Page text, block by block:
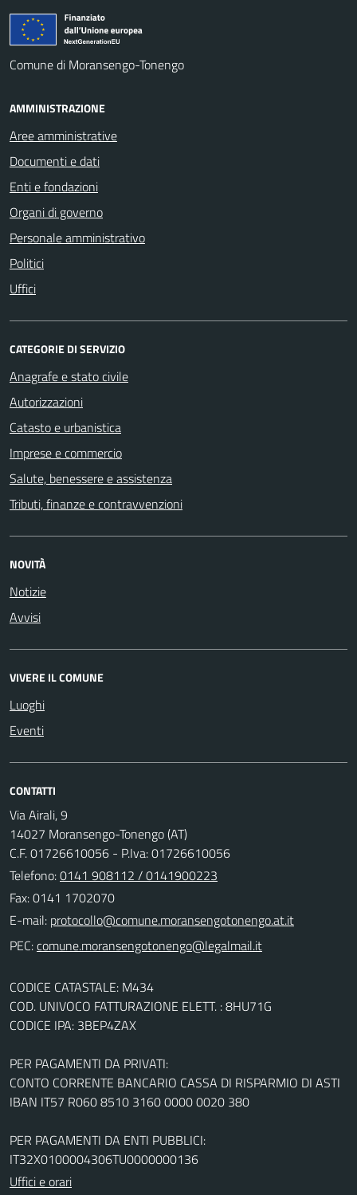
Comune di Moransengo-Tonengo
AMMINISTRAZIONE
Aree amministrative
Documenti e dati
Enti e fondazioni
Organi di governo
Personale amministrativo
Politici
Uffici
CATEGORIE DI SERVIZIO
Anagrafe e stato civile
Autorizzazioni
Catasto e urbanistica
Imprese e commercio
Salute, benessere e assistenza
Tributi, finanze e contravvenzioni
NOVITÀ
Notizie
Avvisi
VIVERE IL COMUNE
Luoghi
Eventi
CONTATTI
Via Airali, 9
14027 Moransengo-Tonengo (AT)
C.F. 01726610056 - P.Iva: 01726610056
Telefono:0141 908112 / 0141900223
Fax: 0141 1702070
E-mail:
PEC:
CODICE CATASTALE: M434
COD. UNIVOCO FATTURAZIONE ELETT. : 8HU71G
CODICE IPA: 3BEP4ZAX
PER PAGAMENTI DA PRIVATI:
CONTO CORRENTE BANCARIO CASSA DI RISPARMIO DI ASTI
IBAN IT57 R060 8510 3160 0000 0020 380
PER PAGAMENTI DA ENTI PUBBLICI:
IT32X0100004306TU0000000136
Uffici e orari